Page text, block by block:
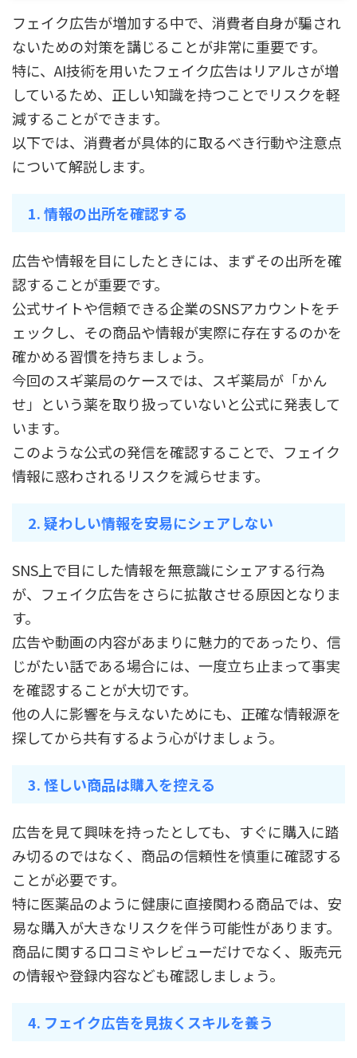
フェイク広告が増加する中で、消費者自身が騙され
ないための対策を講じることが非常に重要です。
特に、AI技術を用いたフェイク広告はリアルさが増
しているため、正しい知識を持つことでリスクを軽
減することができます。
以下では、消費者が具体的に取るべき行動や注意点
について解説します。
1. 情報の出所を確認する
広告や情報を目にしたときには、まずその出所を確
認することが重要です。
公式サイトや信頼できる企業のSNSアカウントをチ
ェックし、その商品や情報が実際に存在するのかを
確かめる習慣を持ちましょう。
今回のスギ薬局のケースでは、スギ薬局が「かん
せ」という薬を取り扱っていないと公式に発表して
います。
このような公式の発信を確認することで、フェイク
情報に惑わされるリスクを減らせます。
2. 疑わしい情報を安易にシェアしない
SNS上で目にした情報を無意識にシェアする行為
が、フェイク広告をさらに拡散させる原因となりま
す。
広告や動画の内容があまりに魅力的であったり、信
じがたい話である場合には、一度立ち止まって事実
を確認することが大切です。
他の人に影響を与えないためにも、正確な情報源を
探してから共有するよう心がけましょう。
3. 怪しい商品は購入を控える
広告を見て興味を持ったとしても、すぐに購入に踏
み切るのではなく、商品の信頼性を慎重に確認する
ことが必要です。
特に医薬品のように健康に直接関わる商品では、安
易な購入が大きなリスクを伴う可能性があります。
商品に関する口コミやレビューだけでなく、販売元
の情報や登録内容なども確認しましょう。
4. フェイク広告を見抜くスキルを養う